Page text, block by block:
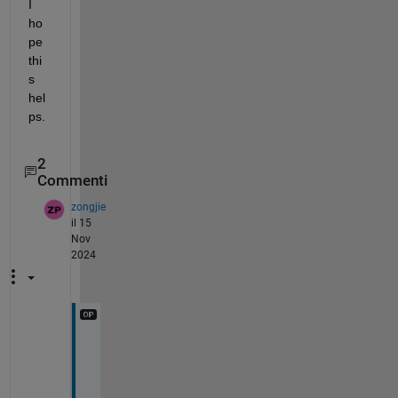
I
ho
pe
thi
s
hel
ps.
2
Commenti
zongjie
il 15
Nov
2024